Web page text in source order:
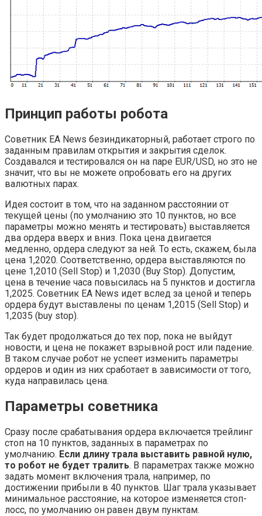
Принцип работы робота
Советник EA News безиндикаторный, работает строго по
заданным правилам открытия и закрытия сделок.
Создавался и тестировался он на паре EUR/USD, но это не
значит, что вы не можете опробовать его на других
валютных парах.
Идея состоит в том, что на заданном расстоянии от
текущей цены (по умолчанию это 10 пунктов, но все
параметры можно менять и тестировать) выставляется
два ордера вверх и вниз. Пока цена двигается
медленно, ордера следуют за ней. То есть, скажем, была
цена 1,2020. Соответственно, ордера выставляются по
цене 1,2010 (Sell Stop) и 1,2030 (Buy Stop). Допустим,
цена в течение часа повысилась на 5 пунктов и достигла
1,2025. Советник EA News идет вслед за ценой и теперь
ордера будут выставлены по ценам 1,2015 (Sell Stop) и
1,2035 (buy stop).
Так будет продолжаться до тех пор, пока не выйдут
новости, и цена не покажет взрывной рост или падение.
В таком случае робот не успеет изменить параметры
ордеров и один из них сработает в зависимости от того,
куда направилась цена.
Параметры советника
Сразу после срабатывания ордера включается трейлинг
стоп на 10 пунктов, заданных в параметрах по
умолчанию. Если длину трала выставить равной нулю,
то робот не будет тралить. В параметрах также можно
задать момент включения трала, например, по
достижении прибыли в 40 пунктов. Шаг трала указывает
минимальное расстояние, на которое изменяется стоп-
лосс, по умолчанию он равен двум пунктам.